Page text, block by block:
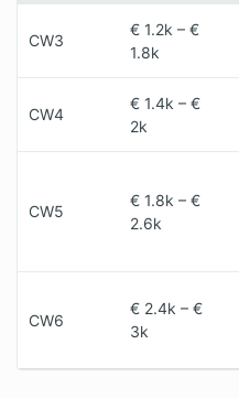
CW3
€ 1.2k – €
1.8k
CW4
€ 1.4k – €
2k
CW5
€ 1.8k – €
2.6k
CW6
€ 2.4k – €
3k